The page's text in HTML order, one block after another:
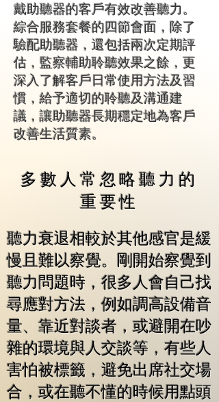
戴助聽器的客戶有效改善聽力。
綜合服務套餐的四節會面，除了
驗配助聽器，還包括兩次定期評
估，監察輔助聆聽效果之餘，更
深入了解客戶日常使用方法及習
慣，給予適切的聆聽及溝通建
議，讓助聽器長期穩定地為客戶
改善生活質素。
多數人常忽略聽力的
重要性
聽力衰退相較於其他感官是緩
慢且難以察覺。剛開始察覺到
聽力問題時，很多人會自己找
尋應對方法，例如調高設備音
量、靠近對談者，或避開在吵
雜的環境與人交談等，有些人
害怕被標籤，避免出席社交場
合，或在聽不懂的時候用點頭